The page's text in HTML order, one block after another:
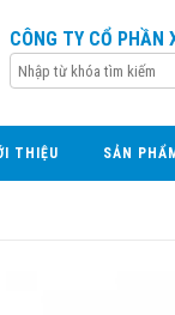
CÔNG TY CỔ PHẦN
THIỆU SẢN PHẨM